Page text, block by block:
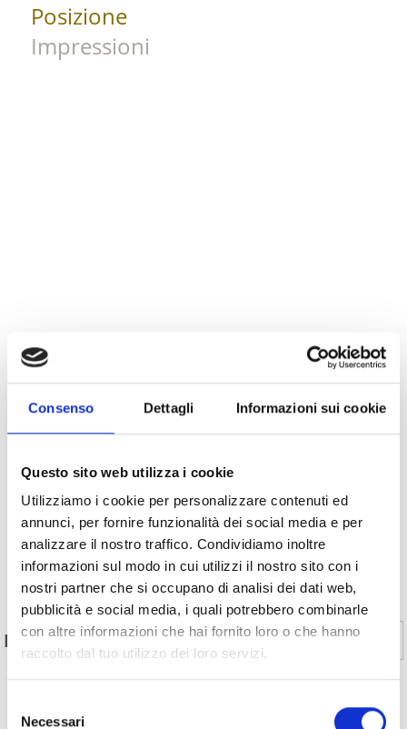
Consenso Dettagli Informazioni sui cookie
Questo sito web utilizza i cookie
Utilizziamo i cookie per personalizzare contenuti ed
annunci, per fornire funzionalità dei social media e per
analizzare il nostro traffico. Condividiamo inoltre
informazioni sul modo in cui utilizzi il nostro sito con i
nostri partner che si occupano di analisi dei dati web,
pubblicità e social media, i quali potrebbero combinarle
con altre informazioni che hai fornito loro o che hanno
raccolto dal tuo utilizzo dei loro servizi.
delNecessari
Posizione
Impressioni
Indietro
IL CONTENUTO VI È STATO UTILE? Sì
MOSTRA SULLA CARTINA OSTERIE